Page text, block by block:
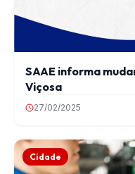
SAAE informa
Viçosa
27/02/2025
Cidade